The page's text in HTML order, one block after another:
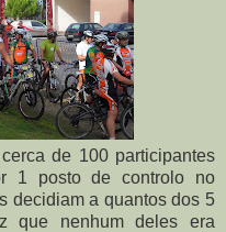
de 100 participantes
1 posto de controlo no
decidiam a quantos dos 5
que nenhum deles era